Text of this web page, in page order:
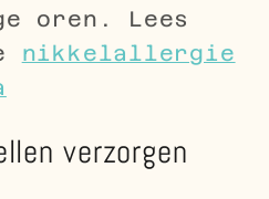
oren. Lees
nikkelallergie
verzorgen